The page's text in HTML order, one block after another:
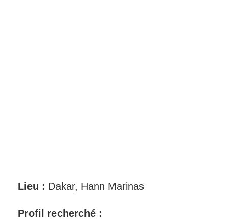
Lieu : Dakar, Hann Marinas
Profil recherché :